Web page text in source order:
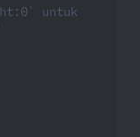
untuk